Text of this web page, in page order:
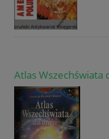
Atlas Wszechświata